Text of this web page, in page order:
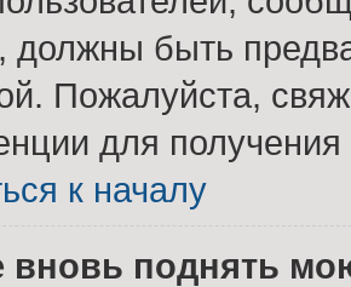
должны быть
Пожалуйста,
для
к началу
вновь поднять